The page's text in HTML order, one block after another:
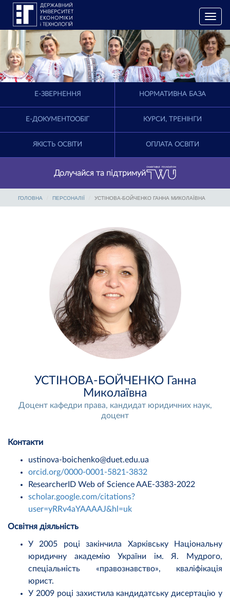
T
o
g
g
l
e
n
i
a
E-ЗВЕРНЕННЯ НОРМАТИВНА БАЗА
Е-ДОКУМЕНТООБІГ КУРСИ, ТРЕНІНГИ
ЯКІСТЬ ОСВІТИ ОПЛАТА ОСВІТИ
Долучайся та підтримуй
ГОЛОВНА ПЕРСОНАЛІЇ УСТІНОВА-БОЙЧЕНКО ГАННА МИКОЛАЇВНА
УСТІНОВА-БОЙЧЕНКО Ганна
Миколаївна
Доцент кафедри права, кандидат юридичних наук,
доцент
Контакти
ustinova-boichenko@duet.edu.ua
orcid.org/0000-0001-5821-3832
ResearcherID Web of Science AAE-3383-2022
scholar.google.com/citations?
user=yRRv4aYAAAAJ&hl=uk
Освітня діяльність
У 2005 році закінчила Харківську Національну
юридичну академію України ім. Я. Мудрого,
спеціальність «правознавство», кваліфікація
юрист.
У 2009 році захистила кандидатську дисертацію у